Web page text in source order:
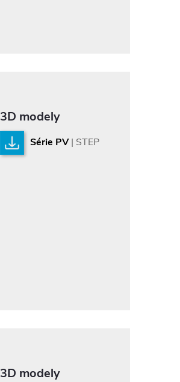
3D modely
Série PV| STEP
3D modely